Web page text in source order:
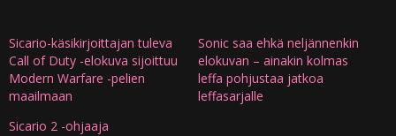
Sicario-käsikirjoittajan tuleva
Call of Duty -elokuva sijoittuu
Modern Warfare -pelien
maailmaan
Sonic saa ehkä neljännenkin
elokuvan – ainakin kolmas
leffa pohjustaa jatkoa
leffasarjalle
Sicario 2 -ohjaaja